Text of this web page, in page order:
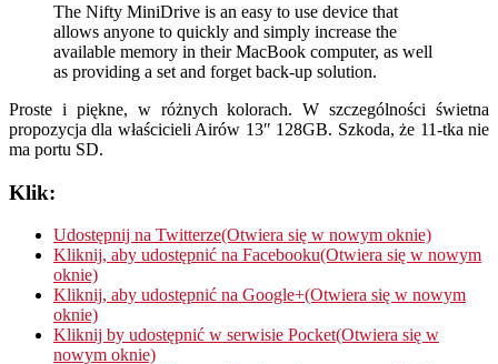
The Nifty MiniDrive is an easy to use device that
allows anyone to quickly and simply increase the
available memory in their MacBook computer, as well
as providing a set and forget back-up solution.
Proste i piękne, w różnych kolorach. W szczególności świetna
propozycja dla właścicieli Airów 13″ 128GB. Szkoda, że 11-tka nie
ma portu SD.
Klik:
Udostępnij na Twitterze(Otwiera się w nowym oknie)
Kliknij, aby udostępnić na Facebooku(Otwiera się w nowym
oknie)
Kliknij, aby udostępnić na Google+(Otwiera się w nowym
oknie)
Kliknij by udostępnić w serwisie Pocket(Otwiera się w
nowym oknie)